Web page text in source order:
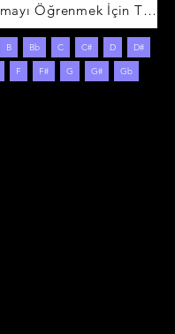
Bu Şarkıyı Çalmayı Öğrenmek İçin Tıklayın
B Bb C C# D D#
F F# G G# Gb